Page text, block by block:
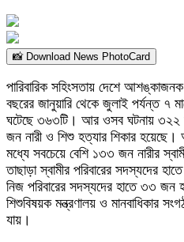
📸 Download News PhotoCard
পারিবারিক সহিংসতায় দেশে
বছরের জানুয়ারি থেকে জুলাই পর্যন্ত ৭
ঘটেছে ৩৬৩টি। আর ওসব ঘটনায়
জন নারী ও শিশু হত্যার শিকার
মধ্যে সবচেয়ে বেশি ১৩৩ জন নারীর
তাছাড়া স্বামীর পরিবারের সদস্যদের
নিজ পরিবারের সদস্যদের হাতে ৩৩ জন
শিশুবিষয়ক মন্ত্রণালয় ও মানবাধিকার
যায়।